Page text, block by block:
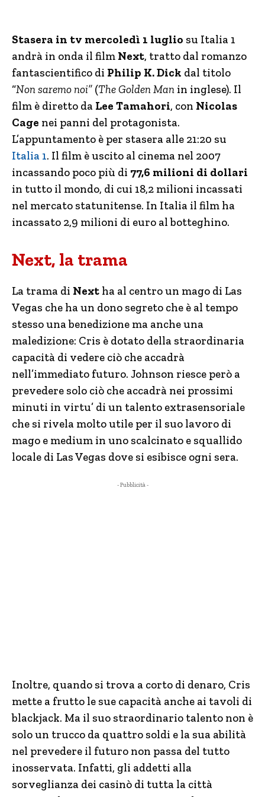
Stasera in tv mercoledì 1 luglio su Italia 1
andrà in onda il film Next, tratto dal romanzo
fantascientifico di Philip K. Dick dal titolo
“Non saremo noi” (The Golden Man in inglese). Il
film è diretto da Lee Tamahori, con Nicolas
Cage nei panni del protagonista.
L’appuntamento è per stasera alle 21:20 su
Italia 1. Il film è uscito al cinema nel 2007
incassando poco più di 77,6 milioni di dollari
in tutto il mondo, di cui 18,2 milioni incassati
nel mercato statunitense. In Italia il film ha
incassato 2,9 milioni di euro al botteghino.
Next, la trama
La trama di Next ha al centro un mago di Las
Vegas che ha un dono segreto che è al tempo
stesso una benedizione ma anche una
maledizione: Cris è dotato della straordinaria
capacità di vedere ciò che accadrà
nell’immediato futuro. Johnson riesce però a
prevedere solo ciò che accadrà nei prossimi
minuti in virtu’ di un talento extrasensoriale
che si rivela molto utile per il suo lavoro di
mago e medium in uno scalcinato e squallido
locale di Las Vegas dove si esibisce ogni sera.
- Pubblicità -
Inoltre, quando si trova a corto di denaro, Cris
mette a frutto le sue capacità anche ai tavoli di
blackjack. Ma il suo straordinario talento non è
solo un trucco da quattro soldi e la sua abilità
nel prevedere il futuro non passa del tutto
inosservata. Infatti, gli addetti alla
sorveglianza dei casinò di tutta la città